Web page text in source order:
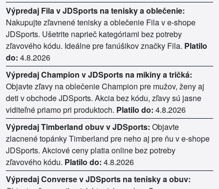
Výpredaj Fila v JDSports na tenisky a oblečenie:
Nakupujte zľavnené tenisky a oblečenie Fila v e-shope
JDSports. Ušetrite naprieč kategóriami bez potreby
zľavového kódu. Ideálne pre fanúšikov značky Fila. Platilo
do: 4.8.2026
Výpredaj Champion v JDSports na mikiny a tričká:
Objavte zľavy na oblečenie Champion pre mužov, ženy aj
deti v obchode JDSports. Akcia bez kódu, zľavy sú jasne
viditeľné priamo pri produktoch. Platilo do: 4.8.2026
Výpredaj Timberland obuv v JDSports: Objavte
zlacnené topánky Timberland pre neho aj pre ňu v e-shope
JDSports. Akciové ceny platia online bez potreby
zľavového kódu. Platilo do: 4.8.2026
Výpredaj Converse v JDSports na tenisky a obuv: